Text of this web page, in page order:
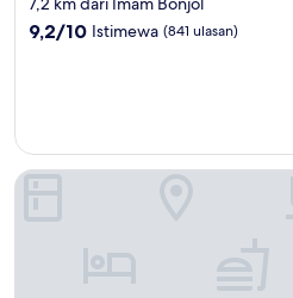
4.0
9.2
9,2/10 Istimewa (841 ulasan)
Bali Dynasty Resort